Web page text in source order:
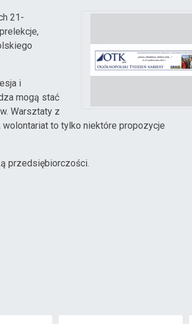
21-
i
mogą stać
Warsztaty z
to tylko niektóre propozycje
przedsiębiorczości.